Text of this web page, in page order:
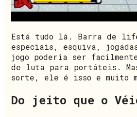
Está tudo lá. Barra de
especiais, esquiva,
jogo poderia ser
de luta para portáteis.
sorte, ele é isso e muito
Do jeito que o